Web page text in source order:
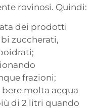
rovinosi. Quindi:
dei prodotti
zuccherati,
frazioni;
bere molta acqua
di 2 litri quando